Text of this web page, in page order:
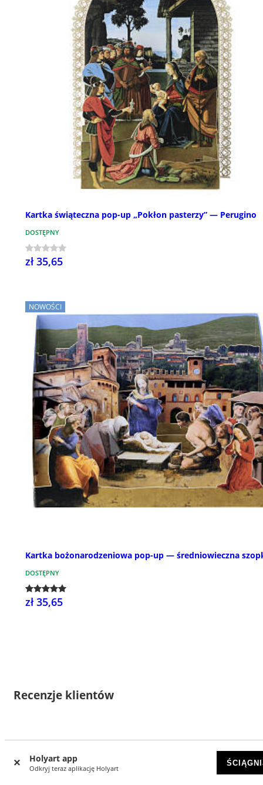
Holyart app
Odkryj teraz aplikację Holyart
Kartka świąteczna pop-up „Pokłon pasterzy” — Perugino
DOSTĘPNY
zł 35,65
NOWOŚCI
Kartka bożonarodzeniowa pop-up — średniowieczna
DOSTĘPNY
zł 35,65
Recenzje klientów
4.93 z 5 gwiazdek